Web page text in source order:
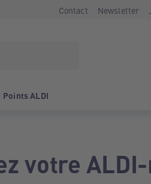
Contact Newsletter
Points ALDI
votre